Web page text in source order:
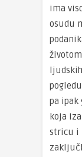
ima
osudu
pa ipak
koja
stricu i